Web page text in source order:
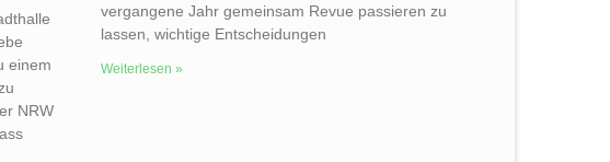
einem
NRW
vergangene Jahr gemeinsam Revue passieren zu
lassen, wichtige Entscheidungen
Weiterlesen »